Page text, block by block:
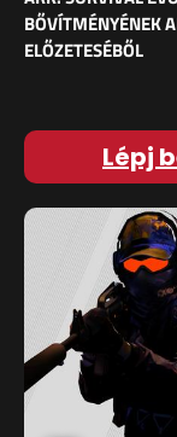
BŐVÍTMÉNYÉNEK
ELŐZETESÉBŐL
Lépj